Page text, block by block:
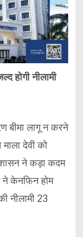
होगी नीलामी
बीमा लागू न करने
देवी को
ने कड़ा कदम
ने केनफिन होम
नीलामी 23